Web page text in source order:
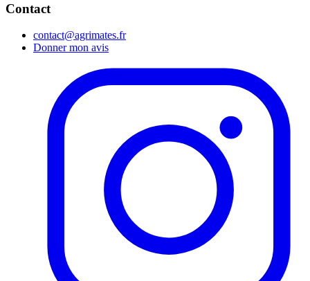
Contact
contact@agrimates.fr
Donner mon avis